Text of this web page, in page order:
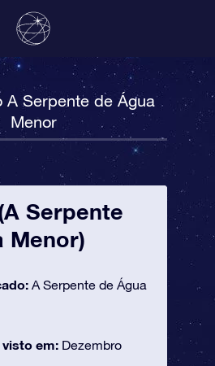
A Serpente de Água
Menor
Serpente
Menor)
A Serpente de Água
em: Dezembro